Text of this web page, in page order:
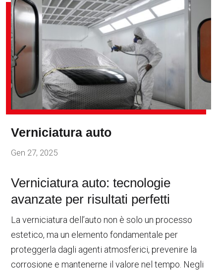
Verniciatura auto
Gen 27, 2025
Verniciatura auto: tecnologie
avanzate per risultati perfetti
La verniciatura dell’auto non è solo un processo
estetico, ma un elemento fondamentale per
proteggerla dagli agenti atmosferici, prevenire la
corrosione e mantenerne il valore nel tempo. Negli